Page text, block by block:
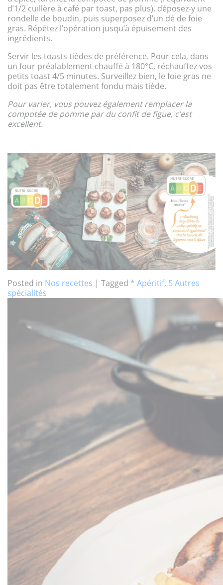
d’1/2 cuillère à café par toast, pas plus), déposez-y une
rondelle de boudin, puis superposez d’un dé de foie
gras. Répétez l’opération jusqu’à épuisement des
ingrédients.
Servir les toasts tièdes de préférence. Pour cela, dans
un four préalablement chauffé à 180°C, réchauffez vos
petits toast 4/5 minutes. Surveillez bien, le foie gras ne
doit pas être totalement fondu mais tiède.
Pour varier, vous pouvez également remplacer la
compotée de pomme par du confit de figue, c’est
excellent.
Posted in Nos recettes | Tagged * Apéritif, 5 Autres
spécialités